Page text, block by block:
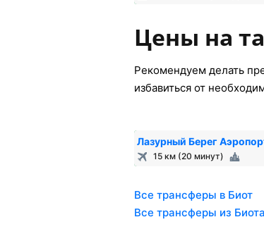
Цены на
Рекомендуем делать
избавиться от
Лазурный Берег
15 км (20 минут)
Все трансферы в Биот
Все трансферы из Биота